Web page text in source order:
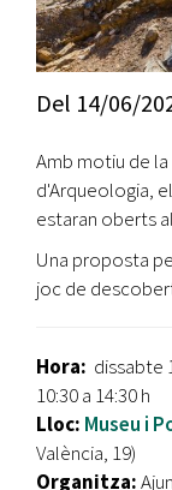
Del 14/06/
Amb motiu de
d'Arqueologia,
estaran oberts
Una proposta
joc de
Hora: dissabte
10:30 a 14:30 h
Lloc: Museu i
València, 19)
Organitza: